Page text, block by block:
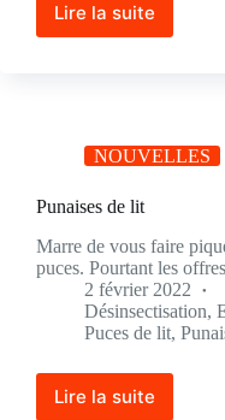
Lire la suite
NOUVELLES
Punaises de lit
Marre de vous faire
puces. Pourtant les
2 février 2022
Désinsectisation,
Puces de lit,
Lire la suite